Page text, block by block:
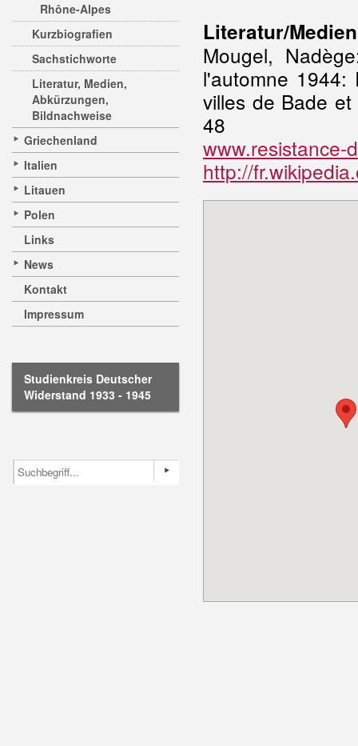
Rhône-Alpes
Kurzbiografien
Sachstichworte
Literatur, Medien,
Abkürzungen,
Bildnachweise
Griechenland
Italien
Litauen
Polen
Links
News
Kontakt
Impressum
Studienkreis Deutscher
Widerstand 1933 - 1945
Literatur/Medien
Mougel,
l'automne 1944:
villes de Bade
48
www.resistance-
http://